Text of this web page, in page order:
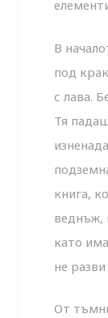
В
под
с лава.
Тя
книга,
веднъж,
като
не
От